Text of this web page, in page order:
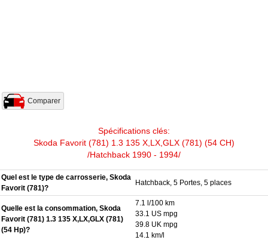
Comparer
Spécifications clés:
Skoda Favorit (781) 1.3 135 X,LX,GLX (781) (54 CH)
/Hatchback 1990 - 1994/
Quel est le type de carrosserie, Skoda
Favorit (781)?
Hatchback, 5 Portes, 5 places
Quelle est la consommation, Skoda
Favorit (781) 1.3 135 X,LX,GLX (781)
(54 Hp)?
7.1 l/100 km
33.1 US mpg
39.8 UK mpg
14.1 km/l